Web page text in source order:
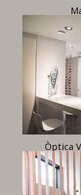
Òptica